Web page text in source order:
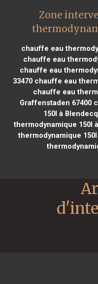
Zone
chauffe eau
chauffe eau
chauffe eau
33470chauffe eau
chauffe eau
Graffenstaden 67400
150l à
thermodynamique 150l
thermodynamique